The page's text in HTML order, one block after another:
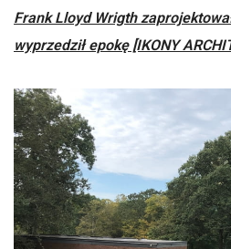
Frank Lloyd Wrigth
wyprzedził epokę [IKONY